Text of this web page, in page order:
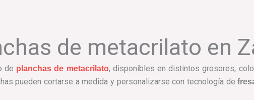
de metacrilato en
de planchas de metacrilato, disponibles en distintos grosores,
pueden cortarse a medida y personalizarse con tecnología de